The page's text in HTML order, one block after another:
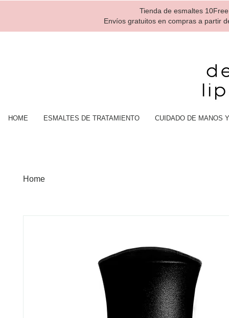
Tienda de esmaltes
Envíos gratuitos en compras a partir
HOME ESMALTES DE TRATAMIENTO CUIDADO DE MANOS
Home